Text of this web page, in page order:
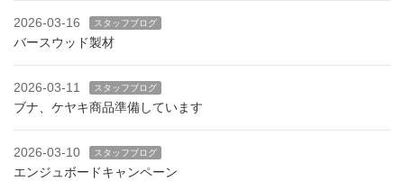
2026-03-16 スタッフブログ
バースウッド製材
2026-03-11 スタッフブログ
ブナ、ケヤキ商品準備しています
2026-03-10 スタッフブログ
エンジュボードキャンペーン